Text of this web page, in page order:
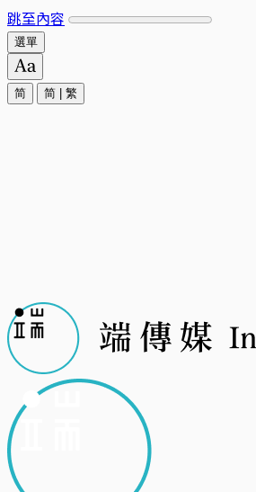
跳至內容
選單
简 简 繁